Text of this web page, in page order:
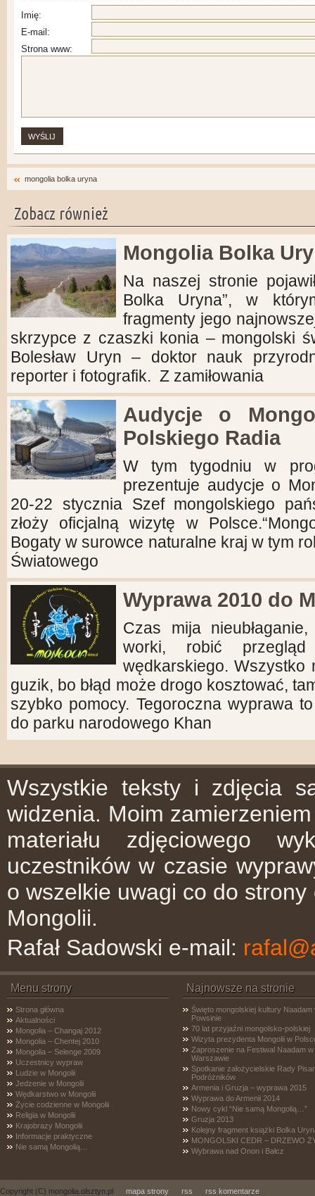
Imię:
E-mail:
Strona www:
mongolia bolka uryna
Zobacz również
Mongolia Bolka
Na naszej stronie
Bolka Uryna”, w
fragmenty jego
skrzypce z czaszki konia – mongolski
Bolesław Uryn – doktor nauk
reporter i fotografik. Z zamiłowania
Audycje o
Polskiego Radia
W tym tygodniu w
prezentuje audycje o
20-22 stycznia Szef mongolskiego
złoży oficjalną wizytę w
Bogaty w surowce naturalne kraj w tym
Światowego
Wyprawa 2010 do
Czas mija
worki, robić
wędkarskiego. Wszystko
guzik, bo błąd może drogo kosztować,
szybko pomocy. Tegoroczna wyprawa
do parku narodowego Khan
Wszystkie teksty i zdjęcia
widzenia. Moim
materiału zdjęciowego
uczestników w czasie
o wszelkie uwagi co do
Mongolii.
Rafał Sadowski e-mail:
Menu strony
Strona główna
Aktualności
Mongolia – Changaj 2012
Mongolia – Chentej 2010
Mongolia – Selenge 2009
Uczestnicy wypraw
Ludzie w Mongolii
Jedzenie w Mongolii
Wędkarstwo w Mongolii
Życie codzienne w Mongolii
Religia w Mongolii
Krajobrazy Mongolii
Informacje praktyczne
Nie samą Mongolią…
Najnowsze na stronie
Święto mongolskiej kultury Naadam
Powsinie
70 lat przyjaźni mongolsko-polskiej
Wizyta prezydenta Mongolii w
Zaproszenie na Festiwal Naadam w
Warszawie
Spotkanie założycielskie Rady
Podróżników
Armenia i Gruzja – wyprawa 2015
Wyprawa do Armenii 2014
Nowy cykl “Nie samą Mongolią…”
Gruzja 2013
Kolejny fragment książki Bolka
MONGOLSKI CEDR – DRZEWO
Wybrawa nad Onon i Bałcz
Copyright (C) mongolia.olsztyn.pl mapa strony rss rss komentarze